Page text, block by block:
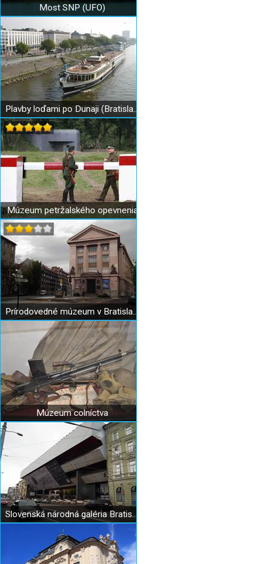
Most SNP (UFO)
Plavby loďami po Dunaji (Bratislava)
Múzeum petržalského opevnenia
Prírodovedné múzeum v Bratislave
Múzeum colníctva
Slovenská národná galéria Bratislava